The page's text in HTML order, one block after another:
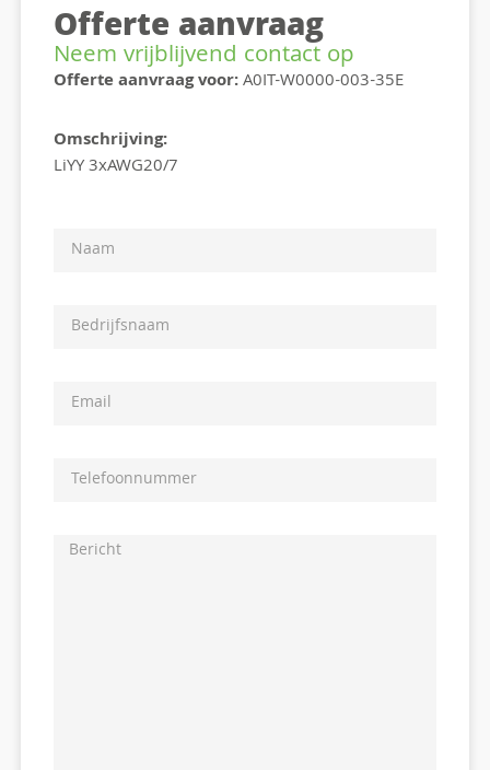
Offerte aanvraag
Neem vrijblijvend contact op
Offerte aanvraag voor:A0IT-W0000-003-35E
Omschrijving:
LiYY 3xAWG20/7